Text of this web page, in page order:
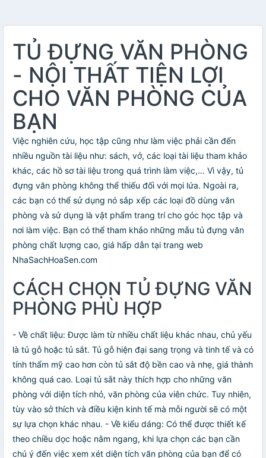
TỦ ĐỰNG VĂN PHÒNG
- NỘI THẤT TIỆN LỢI
CHO VĂN PHÒNG CỦA
BẠN
Việc nghiên cứu, học tập cũng như làm việc phải cần đến
nhiều nguồn tài liệu như: sách, vở, các loại tài liệu tham khảo
khác, các hồ sơ tài liệu trong quá trình làm việc,… Vì vậy, tủ
đựng văn phòng không thể thiếu đối với mọi lứa. Ngoài ra,
các bạn có thể sử dụng nó sắp xếp các loại đồ dùng văn
phòng và sử dụng là vật phẩm trang trí cho góc học tập và
nơi làm việc. Bạn có thể tham khảo những mẫu tủ đựng văn
phòng chất lượng cao, giá hấp dẫn tại trang web
NhaSachHoaSen.com
CÁCH CHỌN TỦ ĐỰNG VĂN
PHÒNG PHÙ HỢP
- Về chất liệu: Được làm từ nhiều chất liệu khác nhau, chủ yếu
là tủ gỗ hoặc tủ sắt. Tủ gỗ hiện đại sang trọng và tinh tế và có
tính thẩm mỹ cao hơn còn tủ sắt độ bền cao và nhẹ, giá thành
không quá cao. Loại tủ sắt này thích hợp cho những văn
phòng với diện tích nhỏ, văn phòng của viên chức. Tuy nhiên,
tùy vào sở thích và điều kiện kinh tế mà mỗi người sẽ có một
sự lựa chọn khác nhau. - Về kiểu dáng: Có thể được thiết kế
theo chiều dọc hoặc nằm ngang, khi lựa chọn các bạn cần
chú ý đến việc xem xét diện tích văn phòng của bạn để có